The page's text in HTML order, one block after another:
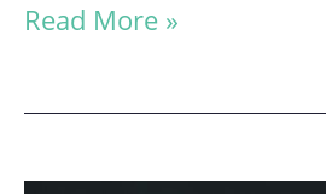
VHF-
Read More »